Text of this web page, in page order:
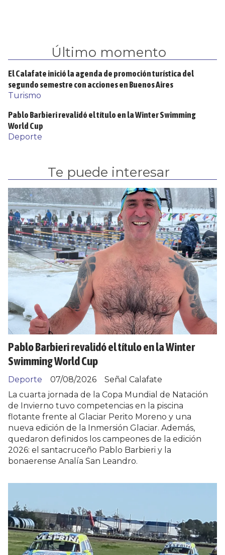
Último momento
El Calafate inició la agenda de promoción turística del
segundo semestre con acciones en Buenos Aires
Turismo
Pablo Barbieri revalidó el título en la Winter Swimming
World Cup
Deporte
Te puede interesar
Pablo Barbieri revalidó el título en la Winter
Swimming World Cup
Señal Calafate
Deporte
07/08/2026
La cuarta jornada de la Copa Mundial de Natación
de Invierno tuvo competencias en la piscina
flotante frente al Glaciar Perito Moreno y una
nueva edición de la Inmersión Glaciar. Además,
quedaron definidos los campeones de la edición
2026: el santacruceño Pablo Barbieri y la
bonaerense Analía San Leandro.